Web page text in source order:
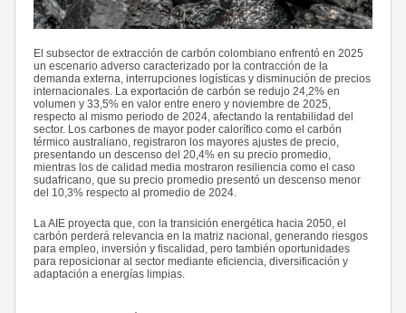
El subsector de extracción de carbón colombiano enfrentó en 2025
un escenario adverso caracterizado por la contracción de la
demanda externa, interrupciones logísticas y disminución de precios
internacionales. La exportación de carbón se redujo 24,2% en
volumen y 33,5% en valor entre enero y noviembre de 2025,
respecto al mismo periodo de 2024, afectando la rentabilidad del
sector. Los carbones de mayor poder calorífico como el carbón
térmico australiano, registraron los mayores ajustes de precio,
presentando un descenso del 20,4% en su precio promedio,
mientras los de calidad media mostraron resiliencia como el caso
sudafricano, que su precio promedio presentó un descenso menor
del 10,3% respecto al promedio de 2024.
La AIE proyecta que, con la transición energética hacia 2050, el
carbón perderá relevancia en la matriz nacional, generando riesgos
para empleo, inversión y fiscalidad, pero también oportunidades
para reposicionar al sector mediante eficiencia, diversificación y
adaptación a energías limpias.